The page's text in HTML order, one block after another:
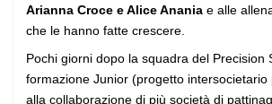
Arianna Croce e Alice Anania e alle
che le hanno fatte crescere.
Pochi giorni dopo la squadra del Precision
formazione Junior (progetto intersocietario
alla collaborazione di più società di